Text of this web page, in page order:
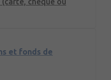
et fonds de